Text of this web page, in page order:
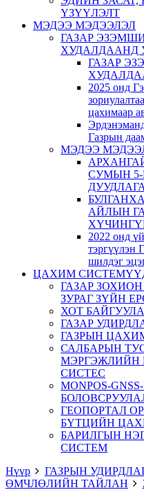
ҮЗҮҮЛЭЛТ
МЭДЭЭ МЭДЭЭЛЭЛ
ГАЗАР
ХУДАЛДААНД
ГАЗАР
2025 онд
цахимаар
Газрын
МЭДЭЭ
СУМЫН
АЙЛЫН
2022 онд
тэргүүлэн
шилдэг
ЦАХИМ
ГАЗАР
ЗУРАГ ЗҮЙН
ХОТ
ГАЗАР
ГАЗРЫН
САЛБАРЫН
МЭРГЭЖЛИЙН
СИСТЕС
MONPOS-
ГЕОПОРТАЛ
БҮТЦИЙН
БАРИЛГЫН
СИСТЕМ
Нүүр
ГАЗРЫН
ӨМЧЛӨЛИЙН ТАЙЛАН